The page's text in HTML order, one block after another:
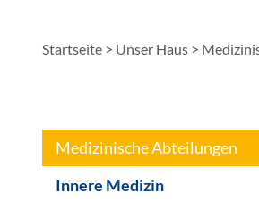
Startseite > Unser Haus >
Medizinische Abteilungen
Innere Medizin